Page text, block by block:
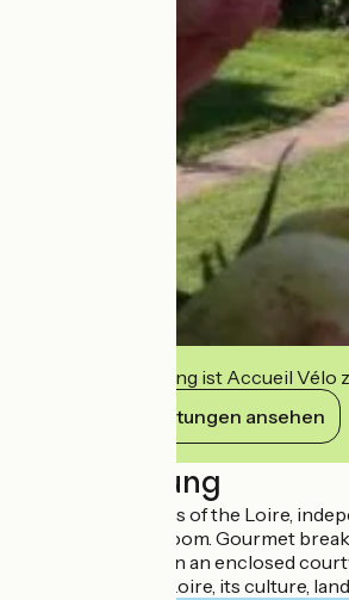
Diese Einrichtung ist Accueil
Ihre Verpflichtungen ansehen
Beschreibung
"Close to the quays of the Loire,
and private bathroom. Gourmet
parking available in an enclosed
Our passion: the Loire, its culture,